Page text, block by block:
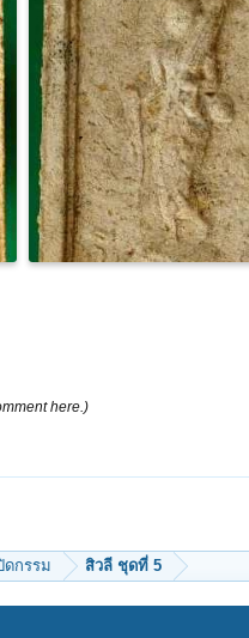
here.)
ดกรรม สิวลี ชุดที่ 5